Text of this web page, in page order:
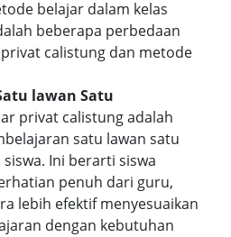
belajar dalam kelas
beberapa perbedaan
calistung dan metode
lawan Satu
privat calistung adalah
satu lawan satu
Ini berarti siswa
penuh dari guru,
lebih efektif menyesuaikan
dengan kebutuhan